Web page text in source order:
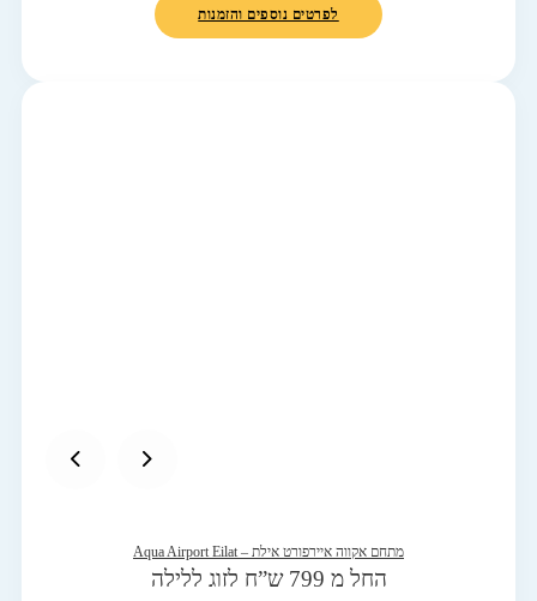
לפרטים נוספים והזמנות
מתחם אקווה איירפורט אילת – Aqua Airport Eilat
החל מ 799 ש”ח לזוג ללילה